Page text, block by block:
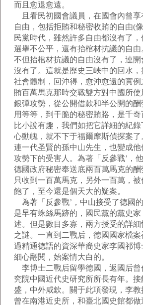
而且愈退愈遠。
且看民初國會議員，在國會內曾享
自由，包括拒賄和秘密收賄的自由(
民黨時代，雖然許多自由都沒有了
選舉不公平，還有抬棺材抗議的自由
不但抬棺材抗議的自由沒有了，連
沒有了。這就是歷史三峽中的回水
社會體制，回沖得，愈沖愈遠的實
賄百萬馬克那時交戰雙方對中國所
銀彈攻勢，從公開借款和半公開的
用等等，到干脆的秘密賄賂，是千
比小說有趣，我們如把它詳細的紀
心動魄，就不下于福爾摩斯偵探案了
連一代圣賢的孫中山先生，也變成
攻勢下的受害人。為著「反參戰’，
德國政府秘密奉送底兩百萬馬克的
只收到一百萬馬克，另外一百萬，
飽了，至今還是個天大的疑案。
為著「反參戰’，中山接受了德國
是早有蛛絲馬跡的，國民黨的黨史
述。但是數目多寡，兩方授受的詳
之謎。一直到二戰后，德國國家檔
過精通德語的資深華裔史家李國祁
細心翻閱，始案情大白的。
李博士二戰后留學德國，返國后曾
究院中國近代史研究所所長有年。
盛，中外咸欽。關于此項發現，李
曾在南港近史所，和臺北國史館都